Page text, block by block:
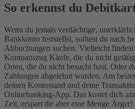
So erkennst du
Wenn du jemals verdächtige,
Bankkonto feststellst, solltest du nach
Abbuchungen suchen. Vielleicht
Kontoauszug Käufe, die du nicht
Orten, die du nicht besucht hast. Oder
Zahlungen abgelehnt wurden. Am
deinen Kontostand und deine
Onlinebanking-App. Das kostet dich
Zeit, erspart dir aber eine Menge Ärger!